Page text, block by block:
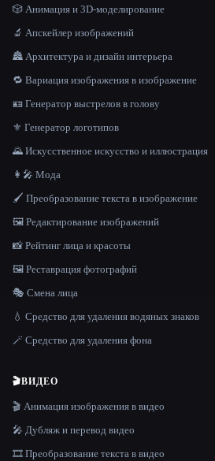
🎲 Анимация и 3D-моделирование
🔬 Апскейлер изображений
🏯 Архитектура и дизайн интерьера
🔁 Вариация изображения в изображение
🪪 Генератор выстрелов в голову
⚜️ Генератор логотипов
🌄 Искусственное искусство и иллюстрация
👩‍🎤 Мода
🖌️ Преобразование текста в изображение
🖼️ Редактирование изображений
📸 Рейтинг лица и красоты
🖼️ Реставрация фотографий
🎭 Смена лица
💧 Средство для удаления водяных знаков
🪄 Средство для удаления фона
🎬ВИДЕО
🎬 Анимация изображения в видео
🎤 Дубляж и перевод видео
🎞️ Преобразование текста в видео